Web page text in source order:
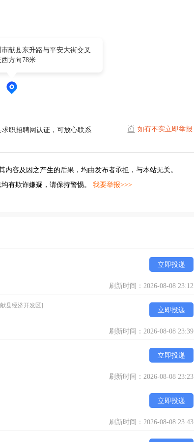
献县东升路与平安大街交叉
西方向78米
职招聘网认证，可放心联系 如有不实立即举报
容及因之产生的后果，均由发布者承担，与本站无关。
有欺诈嫌疑，请保持警惕。 我要举报>>>
立即投递
刷新时间：2026-08-08 23:12
县经济开发区]
立即投递
刷新时间：2026-08-08 23:39
立即投递
刷新时间：2026-08-08 23:23
立即投递
刷新时间：2026-08-08 23:43